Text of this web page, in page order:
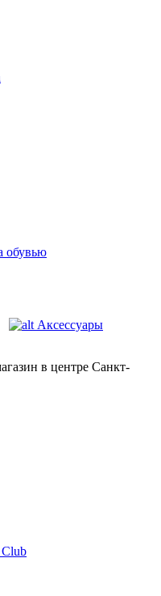
обувью
Аксессуары
в центре Санкт-